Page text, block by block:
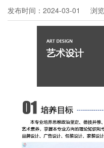
发布时间：2024-03-01 浏